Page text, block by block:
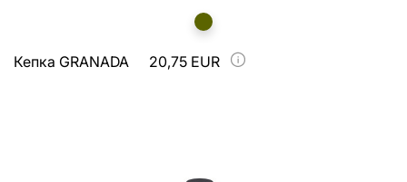
Кепка GRANADA 20,75 EUR